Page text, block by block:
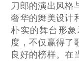
刀郎的演出风格
奢华的舞美设计
朴实的舞台形
度，不仅赢得了
良好的榜样。在